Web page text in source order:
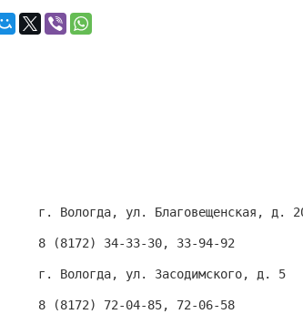
г. Вологда, ул. Благовещенская, д.
8 (8172) 34-33-30, 33-94-92
г. Вологда, ул. Засодимского, д. 5
8 (8172) 72-04-85, 72-06-58